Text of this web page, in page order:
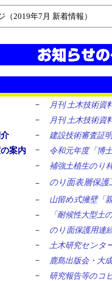
（2019年7月 新着情報）
－
月刊 土木技術資
－
月刊 土木技術資
－
建設技術審査証
案内
－
令和元年度「博
－
補強土植生のり
－
のり面表層保護
－
山留め式擁壁「
－
「耐候性大型土
－
のり面保護用
－
土木研究センタ
－
鹿島出版会・大
－
研究報告等のコ